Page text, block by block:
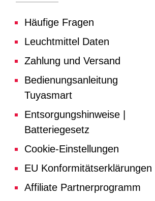
Häufige Fragen
Leuchtmittel Daten
Zahlung und Versand
Bedienungsanleitung
Tuyasmart
Entsorgungshinweise |
Batteriegesetz
Cookie-Einstellungen
EU Konformitätserklärungen
Affiliate Partnerprogramm